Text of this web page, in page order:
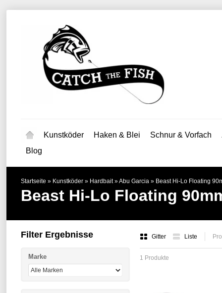
Kunstköder Haken & Blei Schnur & Vorfach
Blog
Startseite » Kunstköder » Hardbait»Abu Garcia » Beast Hi-Lo Floating
Beast Hi-Lo Floating
Gitter Liste
1 Produkte
Filter Ergebnisse
Marke